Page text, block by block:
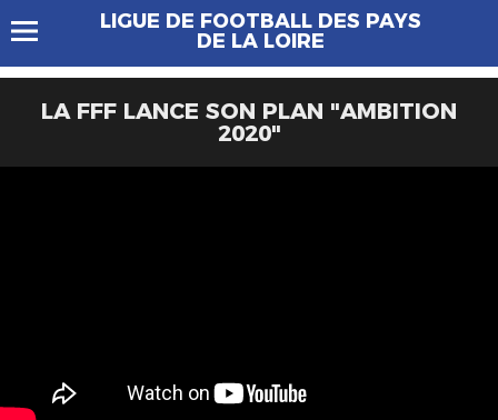
LIGUE DE FOOTBALL DES PAYS
DE LA LOIRE
LA FFF LANCE SON PLAN "AMBITION
2020"